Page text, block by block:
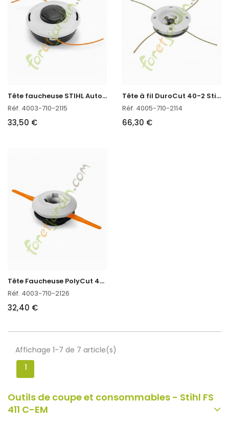
T
ête faucheuse STIHL AutoCut 46-2 ref. 4003-710-2115
Réf. 4003-710-2115
33,50 €
T
ête à fil DuroCut 40-2 Stihl réf. 4005-710-2114
Réf. 4005-710-2114
66,30 €
T
ête Faucheuse PolyCut 48-2 Stihl réf. 4003-710-2126
Réf. 4003-710-2126
32,40 €
Affichage 1-7 de 7 article(s)
1
Outils de coupe et consommables - Stihl FS
411 C-EM